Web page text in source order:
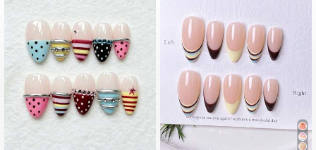
4.87
4.87
4.87 34K Follower
34K Follower